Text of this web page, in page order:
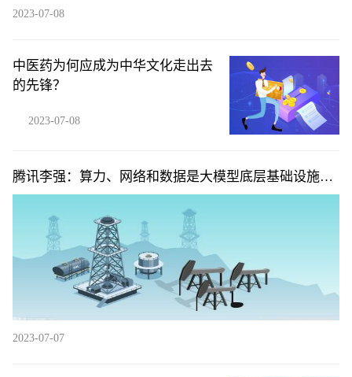
2023-07-08
中医药为何应成为中华文化走出去
的先锋？
2023-07-08
腾讯李强：算力、网络和数据是大模型底层基础设施的
铁三角
2023-07-07